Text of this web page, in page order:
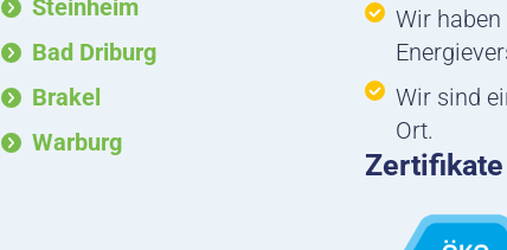
Steinheim
Bad Driburg
Brakel
Warburg
Wir haben
Wir sind
Ort.
Zertifikate